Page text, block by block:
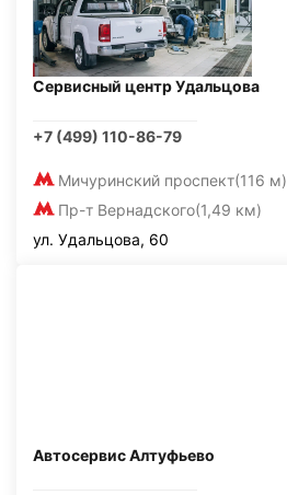
Сервисный центр Удальцова
+7 (499) 110-86-79
Мичуринский проспект(116 м)
Пр-т Вернадского(1,49 км)
ул. Удальцова, 60
Автосервис Алтуфьево